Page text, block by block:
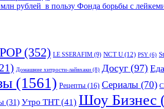
рублей в пользу Фонда борьбы с
(352) LE SSERAFIM (9) NCT U (12) PSY (6)
Домашние хитрости-лайвхаки (8) Досуг (97) Еда
(1561) Рецепты (16) Сериалы (70)
(31) Утро ТНТ(41) Шоу Бизнес